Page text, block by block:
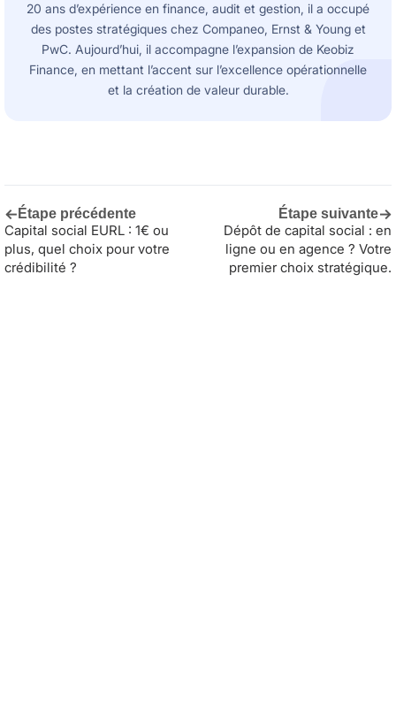
20 ans d’expérience en finance, audit et gestion, il a occupé
des postes stratégiques chez Companeo, Ernst & Young et
PwC. Aujourd’hui, il accompagne l’expansion de Keobiz
Finance, en mettant l’accent sur l’excellence opérationnelle
et la création de valeur durable.
← Étape précédente
Capital social EURL : 1€ ou
plus, quel choix pour votre
crédibilité ?
Étape suivante→
Dépôt de capital social : en
ligne ou en agence ? Votre
premier choix stratégique.